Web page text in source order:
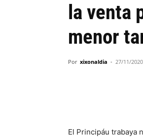
la venta
menor
Por xixonaldia - 27/11/2020
El Principáu trabaya